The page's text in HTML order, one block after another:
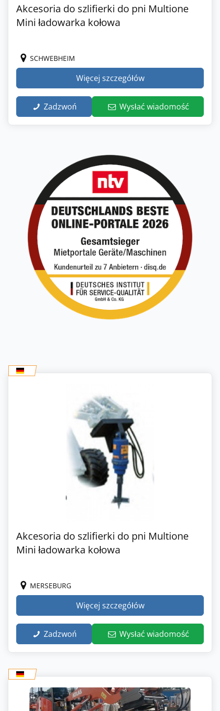
Akcesoria do szlifierki do pni Multione
Mini ładowarka kołowa
SCHWEBHEIM
Więcej szczegółów
Zadzwoń Wysłać wiadomość
Akcesoria do szlifierki do pni Multione
Mini ładowarka kołowa
MERSEBURG
Więcej szczegółów
Zadzwoń Wysłać wiadomość